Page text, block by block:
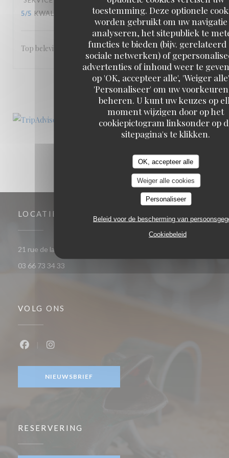
toestemming. Deze optionele
worden gebruikt om uw
analyseren, het sitepubliek te
functies te bieden (bijv. gerelateerd
sociale netwerken) of
advertenties of inhoud weer te
op 'OK, accepteer alle', 'Weiger
'Personaliseer' om uw
beheren. U kunt uw keuzes op
moment wijzigen door op het
cookiepictogram linksonder op
sitepagina's te klikken.
OK, accepteer alle
Weiger alle cookies
Personaliseer
Beleid voor de bescherming van
Cookiebeleid
5/5 KWALITEIT / PRIJS: 5/5
Top beleving
2 3
LOCATIE
21 rue de la Barre 59000 Lille
03 66 73 34 33
VOLG ONS
NIEUWSBRIEF
RESERVERING